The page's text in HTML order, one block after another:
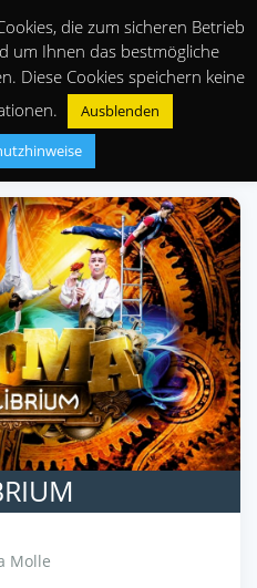
Molle
die zum sicheren Betrieb
um Ihnen das bestmögliche
Diese Cookies speichern keine
Ausblenden